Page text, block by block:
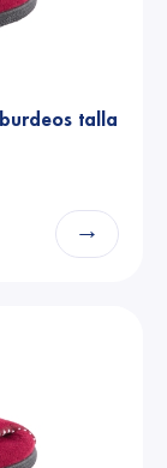
talla
→